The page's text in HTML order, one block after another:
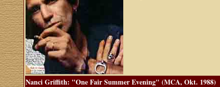
Nanci Griffith: "One Fair Summer Evening" (MCA, Okt. 1988)